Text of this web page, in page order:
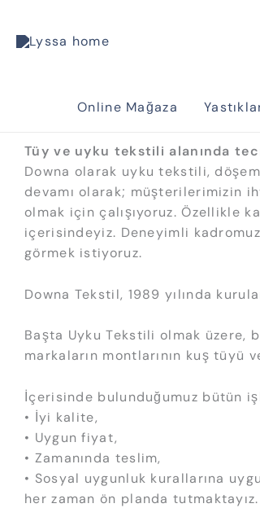
Online Mağaza
Tüy ve uyku tekstili alanında
Downa olarak uyku tekstili,
devamı olarak; müşterilerimizin
olmak için çalışıyoruz. Özellikle
içerisindeyiz. Deneyimli
görmek istiyoruz.
Downa Tekstil, 1989 yılında
Başta Uyku Tekstili olmak üzere,
markaların montlarının kuş tüyü
İçerisinde bulunduğumuz bütün
• İyi kalite,
• Uygun fiyat,
• Zamanında teslim,
• Sosyal uygunluk kurallarına
her zaman ön planda tutmaktayız.